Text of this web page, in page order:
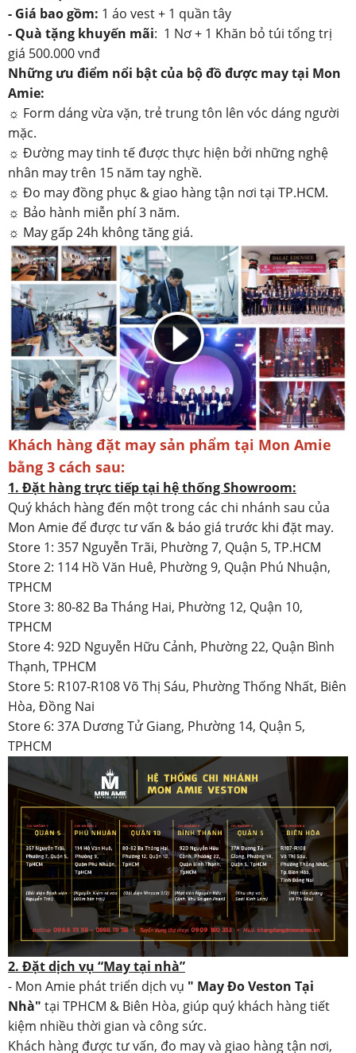
- Giá bao gồm: 1 áo vest + 1 quần tây
- Quà tặng khuyến mãi: 1 Nơ + 1 Khăn bỏ túi tổng trị
giá 500.000 vnđ
Những ưu điểm nổi bật của bộ đồ được may tại Mon
Amie:
☼ Form dáng vừa vặn, trẻ trung tôn lên vóc dáng người
mặc.
☼ Đường may tinh tế được thực hiện bởi những nghệ
nhân may trên 15 năm tay nghề.
☼ Đo may đồng phục & giao hàng tận nơi tại TP.HCM.
☼ Bảo hành miễn phí 3 năm.
☼ May gấp 24h không tăng giá.
Khách hàng đặt may sản phẩm tại Mon Amie
bằng 3 cách sau:
1. Đặt hàng trực tiếp tại hệ thống Showroom:
Quý khách hàng đến một trong các chi nhánh sau của
Mon Amie để được tư vấn & báo giá trước khi đặt may.
Store 1: 357 Nguyễn Trãi, Phường 7, Quận 5, TP.HCM
Store 2: 114 Hồ Văn Huê, Phường 9, Quận Phú Nhuận,
TPHCM
Store 3: 80-82 Ba Tháng Hai, Phường 12, Quận 10,
TPHCM
Store 4: 92D Nguyễn Hữu Cảnh, Phường 22, Quận Bình
Thạnh, TPHCM
Store 5: R107-R108 Võ Thị Sáu, Phường Thống Nhất, Biên
Hòa, Đồng Nai
Store 6: 37A Dương Tử Giang, Phường 14, Quận 5,
TPHCM
2. Đặt dịch vụ “May tại nhà”
- Mon Amie phát triển dịch vụ " May Đo Veston Tại
Nhà" tại TPHCM & Biên Hòa, giúp quý khách hàng tiết
kiệm nhiều thời gian và công sức.
Khách hàng được tư vấn, đo may và giao hàng tận nơi,